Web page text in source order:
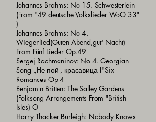
Johannes Brahms: No 15. Schwesterlein
(From "49 deutsche Volkslieder WoO 33"
)
Johannes Brahms: No 4.
Wiegenlied(Guten Abend,gut' Nacht)
From Fünf Lieder Op.49
Sergej Rachmaninov: No 4. Georgian
Song „He пой , красавица !"Six
Romances Op.4
Benjamin Britten: The Salley Gardens
(Folksong Arrangements From "British
Isles) O
Harry Thacker Burleigh: Nobody Knows